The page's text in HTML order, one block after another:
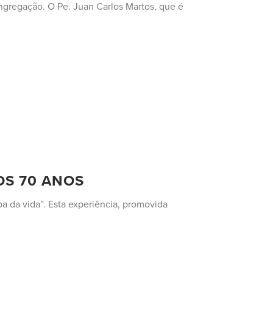
O Pe. Juan Carlos Martos, que é
70 ANOS
da vida”. Esta experiência, promovida